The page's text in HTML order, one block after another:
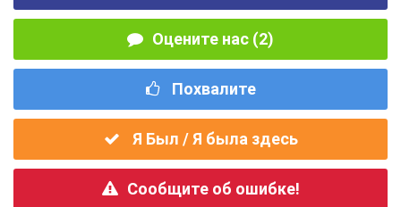
Оцените нас (2)
Похвалите
Я Был / Я была здесь
Сообщите об ошибке!